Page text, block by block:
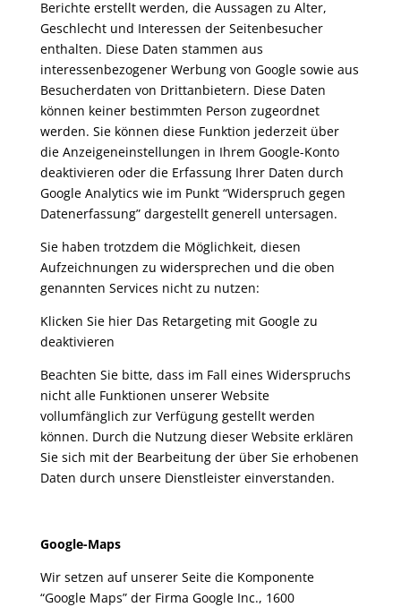
Berichte erstellt werden, die Aussagen zu Alter,
Geschlecht und Interessen der Seitenbesucher
enthalten. Diese Daten stammen aus
interessenbezogener Werbung von Google sowie aus
Besucherdaten von Drittanbietern. Diese Daten
können keiner bestimmten Person zugeordnet
werden. Sie können diese Funktion jederzeit über
die Anzeigeneinstellungen in Ihrem Google-Konto
deaktivieren oder die Erfassung Ihrer Daten durch
Google Analytics wie im Punkt “Widerspruch gegen
Datenerfassung” dargestellt generell untersagen.
Sie haben trotzdem die Möglichkeit, diesen
Aufzeichnungen zu widersprechen und die oben
genannten Services nicht zu nutzen:
Klicken Sie hier Das Retargeting mit Google zu
deaktivieren
Beachten Sie bitte, dass im Fall eines Widerspruchs
nicht alle Funktionen unserer Website
vollumfänglich zur Verfügung gestellt werden
können. Durch die Nutzung dieser Website erklären
Sie sich mit der Bearbeitung der über Sie erhobenen
Daten durch unsere Dienstleister einverstanden.
Google-Maps
Wir setzen auf unserer Seite die Komponente
“Google Maps” der Firma Google Inc., 1600